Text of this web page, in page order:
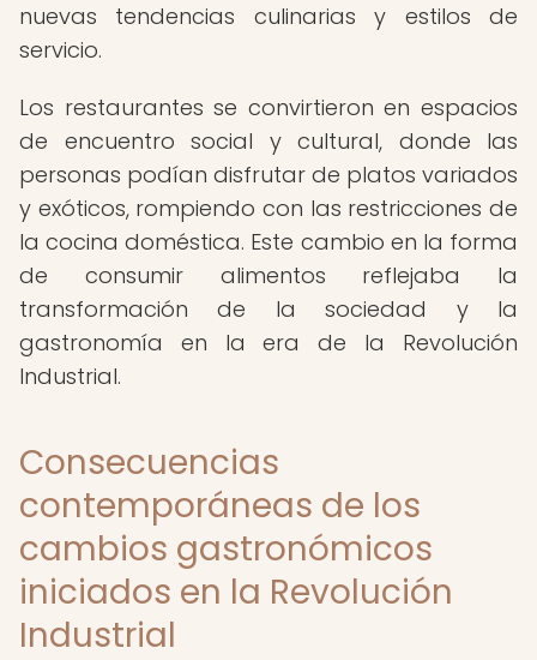
nuevas tendencias culinarias y estilos de
servicio.
Los restaurantes se convirtieron en espacios
de encuentro social y cultural, donde las
personas podían disfrutar de platos variados
y exóticos, rompiendo con las restricciones de
la cocina doméstica. Este cambio en la forma
de consumir alimentos reflejaba la
transformación de la sociedad y la
gastronomía en la era de la Revolución
Industrial.
Consecuencias
contemporáneas de los
cambios gastronómicos
iniciados en la Revolución
Industrial